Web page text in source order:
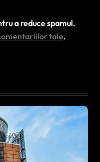
a reduce spamul.
tale.